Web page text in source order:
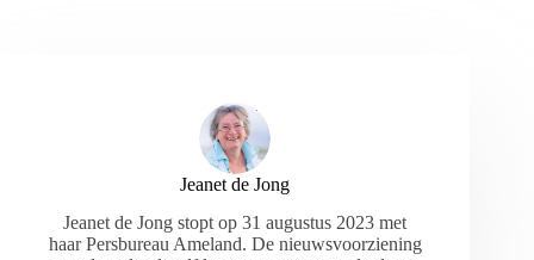
Jeanet de Jong
Jeanet de Jong stopt op 31 augustus 2023 met
haar Persbureau Ameland. De nieuwsvoorziening